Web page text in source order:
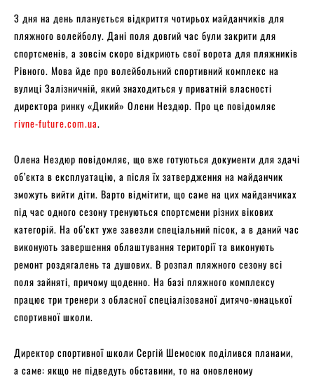
З дня на день планується відкриття чотирьох майданчиків для
пляжного волейболу. Дані поля довгий час були закрити для
спортсменів, а зовсім скоро відкриють свої ворота для пляжників
Рівного. Мова йде про волейбольний спортивний комплекс на
вулиці Залізничній, який знаходиться у приватній власності
директора ринку «Дикий» Олени Нездюр. Про це повідомляє
rivne-future.com.ua.
Олена Нездюр повідомляє, що вже готуються документи для здачі
об’єкта в експлуатацію, а після їх затвердження на майданчик
зможуть вийти діти. Варто відмітити, що саме на цих майданчиках
під час одного сезону тренуються спортсмени різних вікових
категорій. На об’єкт уже завезли спеціальний пісок, а в даний час
виконують завершення облаштування території та виконують
ремонт роздягалень та душових. В розпал пляжного сезону всі
поля зайняті, причому щоденно. На базі пляжного комплексу
працює три тренери з обласної спеціалізованої дитячо-юнацької
спортивної школи.
Директор спортивної школи Сергій Шемосюк поділився планами,
а саме: якщо не підведуть обставини, то на оновленому